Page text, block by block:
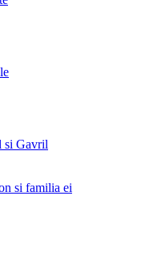
si Gavril
si familia ei